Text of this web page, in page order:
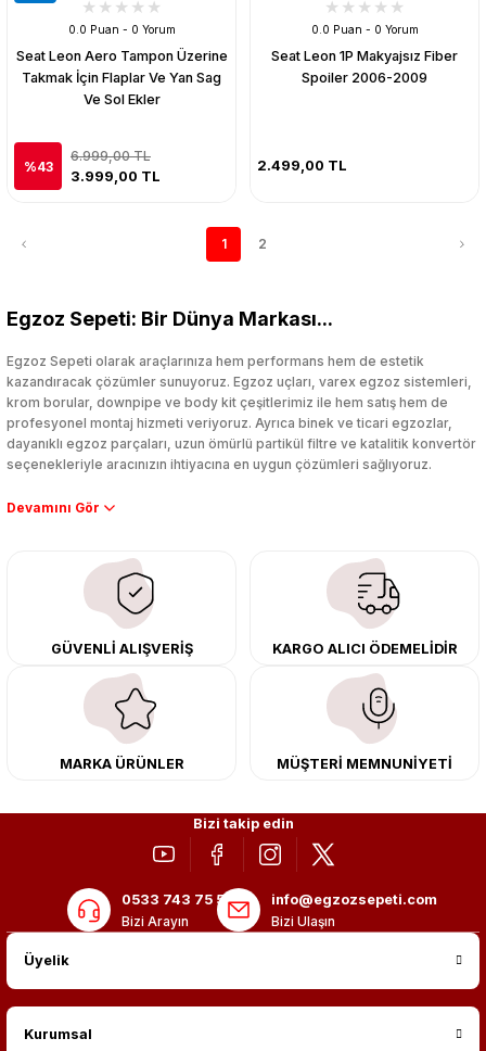
0.0 Puan - 0 Yorum
Seat Leon Aero Tampon Üzerine
Takmak İçin Flaplar Ve Yan Sag
Ve Sol Ekler
%43
6.999,00 TL
3.999,00 TL
0.0 Puan - 0 Yorum
Seat Leon 1P Makyajsız Fiber
Spoiler 2006-2009
2.499,00 TL
1 2
Egzoz Sepeti: Bir Dünya Markası...
Egzoz Sepeti olarak araçlarınıza hem performans hem de estetik
kazandıracak çözümler sunuyoruz. Egzoz uçları, varex egzoz sistemleri,
krom borular, downpipe ve body kit çeşitlerimiz ile hem satış hem de
profesyonel montaj hizmeti veriyoruz. Ayrıca binek ve ticari egzozlar,
dayanıklı egzoz parçaları, uzun ömürlü partikül filtre ve katalitik konvertör
seçenekleriyle aracınızın ihtiyacına en uygun çözümleri sağlıyoruz.
Performans artışı isteyen sürücüler için özel performans egzozları ve
çıkma orijinal ürünler ile yenileyebilir, body kit uygulamalarıyla aracınızın
tasarımını ve aerodinamisini üst seviyeye taşıyabilirsiniz.
Tüm ürünlerimiz orijinal, dayanıklı ve uzun ömürlüdür. İstanbul’daki montaj
merkezimizde profesyonel montaj yapıyor, Türkiye’nin her yerine güvenli
kargo ile teslimat gerçekleştiriyoruz. Aracınıza değer katmak için doğru
adres: Egzoz Sepeti.
GÜVENLİ ALIŞVERİŞ KARGO ALICI ÖDEMELİDİR
MARKA ÜRÜNLER MÜŞTERİ MEMNUNİYETİ
Bizi takip edin
0533 743 75 56
Bizi Arayın
info@egzozsepeti.com
Bizi Ulaşın
Üyelik
Kurumsal